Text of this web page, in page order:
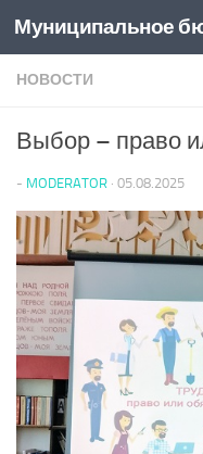
Перейти к
НОВОСТИ
Выбор – право
- MODERATOR · 05.08.2025